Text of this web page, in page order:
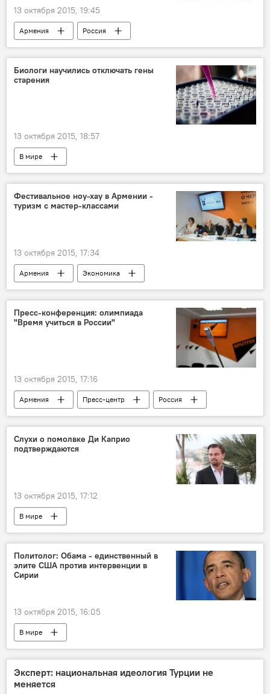
13 октября 2015, 19:45
Армения Россия
Биологи научились отключать гены
старения
13 октября 2015, 18:57
В мире
Фестивальное ноу-хау в Армении -
туризм с мастер-классами
13 октября 2015, 17:34
Армения Экономика
Пресс-конференция: олимпиада
"Время учиться в России"
13 октября 2015, 17:16
Армения Пресс-центр Россия
Слухи о помолвке Ди Каприо
подтверждаются
13 октября 2015, 17:12
В мире
Политолог: Обама - единственный в
элите США против интервенции в
Сирии
13 октября 2015, 16:05
В мире
Эксперт: национальная идеология Турции не
меняется